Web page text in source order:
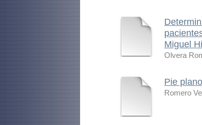
Miguel
Olvera
Pie plano
Romero